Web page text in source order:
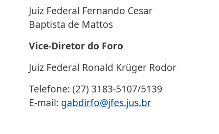
Juiz Federal Fernando Cesar
Baptista de Mattos
Vice-Diretor do Foro
Juiz Federal Ronald Krüger Rodor
Telefone: (27) 3183-5107/5139
E-mail: gabdirfo@jfes.jus.br